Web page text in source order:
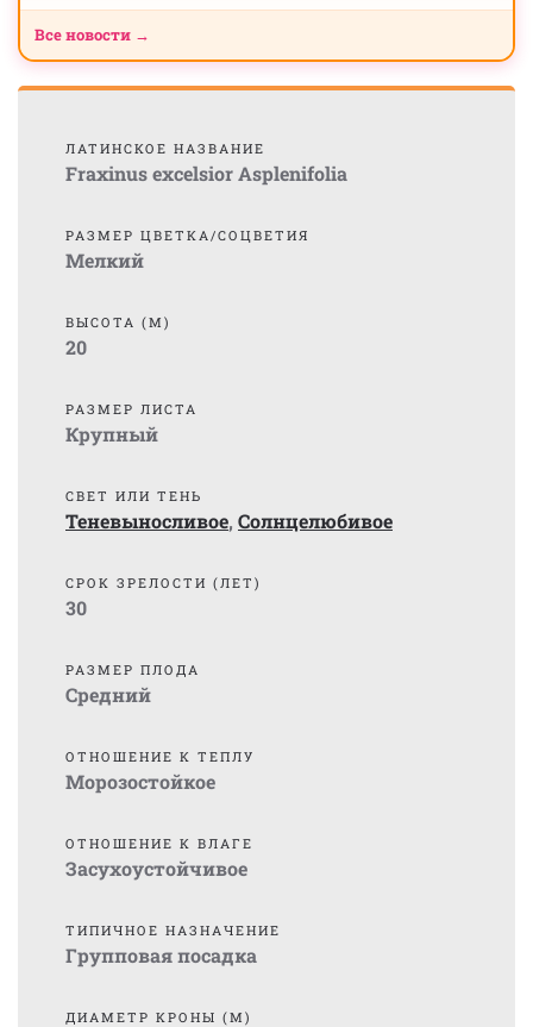
Все новости →
ЛАТИНСКОЕ НАЗВАНИЕ
Fraxinus excelsior Asplenifolia
РАЗМЕР ЦВЕТКА/СОЦВЕТИЯ
Мелкий
ВЫСОТА (М)
20
РАЗМЕР ЛИСТА
Крупный
СВЕТ ИЛИ ТЕНЬ
Теневыносливое, Солнцелюбивое
СРОК ЗРЕЛОСТИ (ЛЕТ)
30
РАЗМЕР ПЛОДА
Средний
ОТНОШЕНИЕ К ТЕПЛУ
Морозостойкое
ОТНОШЕНИЕ К ВЛАГЕ
Засухоустойчивое
ТИПИЧНОЕ НАЗНАЧЕНИЕ
Групповая посадка
ДИАМЕТР КРОНЫ (М)